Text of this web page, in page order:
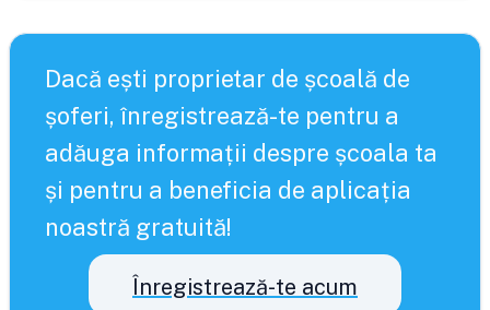
Dacă ești proprietar de școală de
șoferi, înregistrează-te pentru a
adăuga informații despre școala ta
și pentru a beneficia de aplicația
noastră gratuită!
Înregistrează-te acum